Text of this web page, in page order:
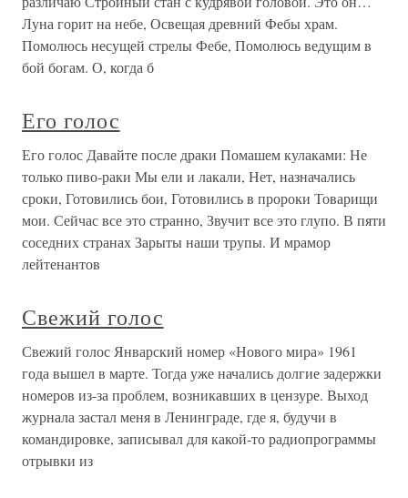
Луна горит на небе, Освещая древний Фебы храм.
Помолюсь несущей стрелы Фебе, Помолюсь ведущим в
бой богам. О, когда б
Его голос
Его голос Давайте после драки Помашем кулаками: Не
только пиво-раки Мы ели и лакали, Нет, назначались
сроки, Готовились бои, Готовились в пророки Товарищи
мои. Сейчас все это странно, Звучит все это глупо. В пяти
соседних странах Зарыты наши трупы. И мрамор
лейтенантов
Свежий голос
Свежий голос Январский номер «Нового мира» 1961
года вышел в марте. Тогда уже начались долгие задержки
номеров из-за проблем, возникавших в цензуре. Выход
журнала застал меня в Ленинграде, где я, будучи в
командировке, записывал для какой-то радиопрограммы
отрывки из